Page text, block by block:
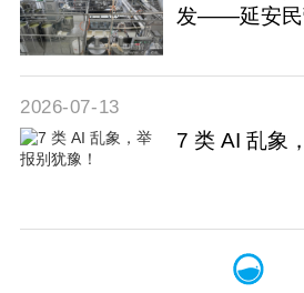
发——延安民
2026-07-13
7 类 AI 乱象